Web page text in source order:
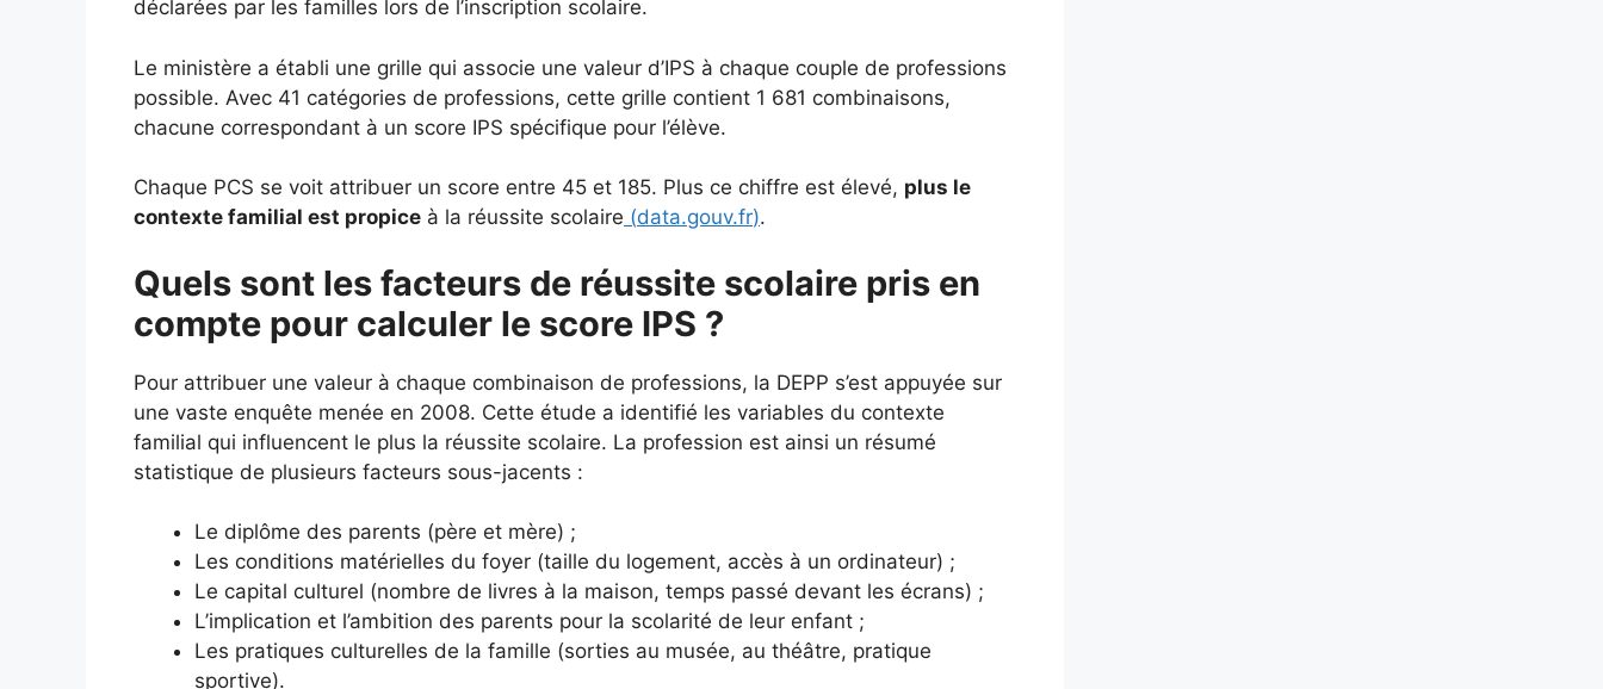
déclarées par les familles lors de l’inscription scolaire.
Le ministère a établi une grille qui associe une valeur d’IPS à chaque couple de professions
possible. Avec 41 catégories de professions, cette grille contient 1 681 combinaisons,
chacune correspondant à un score IPS spécifique pour l’élève.
Chaque PCS se voit attribuer un score entre 45 et 185. Plus ce chiffre est élevé, plus le
contexte familial est propice à la réussite scolaire (data.gouv.fr).
Quels sont les facteurs de réussite scolaire pris en
compte pour calculer le score IPS ?
Pour attribuer une valeur à chaque combinaison de professions, la DEPP s’est appuyée sur
une vaste enquête menée en 2008. Cette étude a identifié les variables du contexte
familial qui influencent le plus la réussite scolaire. La profession est ainsi un résumé
statistique de plusieurs facteurs sous-jacents :
Le diplôme des parents (père et mère) ;
Les conditions matérielles du foyer (taille du logement, accès à un ordinateur) ;
Le capital culturel (nombre de livres à la maison, temps passé devant les écrans) ;
L’implication et l’ambition des parents pour la scolarité de leur enfant ;
Les pratiques culturelles de la famille (sorties au musée, au théâtre, pratique
sportive).